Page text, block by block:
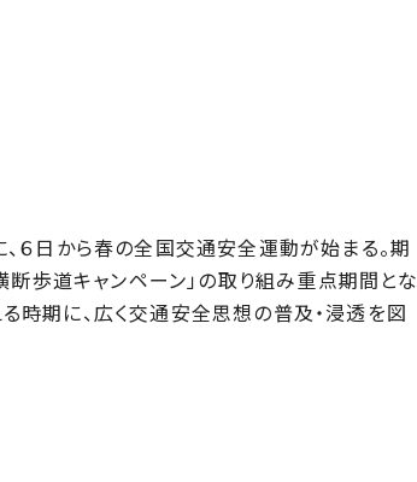
日から春の全国交通安全運動が始まる。期
断歩道キャンペーン」の取り組み重点期間とな
時期に、広く交通安全思想の普及・浸透を図